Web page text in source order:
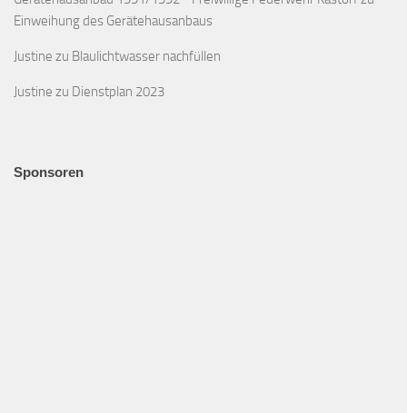
Einweihung des Gerätehausanbaus
Justine zu Blaulichtwasser nachfüllen
Justine zu Dienstplan 2023
Sponsoren